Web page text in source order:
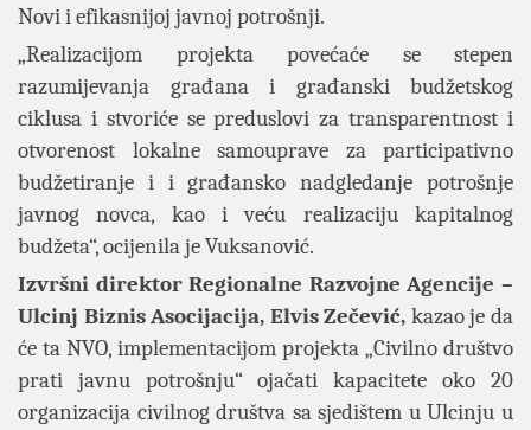
Novi i efikasnijoj javnoj potrošnji.
„Realizacijom projekta povećaće se stepen
razumijevanja građana i građanski budžetskog
ciklusa i stvoriće se preduslovi za transparentnost i
otvorenost lokalne samouprave za participativno
budžetiranje i i građansko nadgledanje potrošnje
javnog novca, kao i veću realizaciju kapitalnog
budžeta“, ocijenila je Vuksanović.
Izvršni direktor Regionalne Razvojne Agencije –
Ulcinj Biznis Asocijacija, Elvis Zečević, kazao je da
će ta NVO, implementacijom projekta „Civilno društvo
prati javnu potrošnju“ ojačati kapacitete oko 20
organizacija civilnog društva sa sjedištem u Ulcinju u